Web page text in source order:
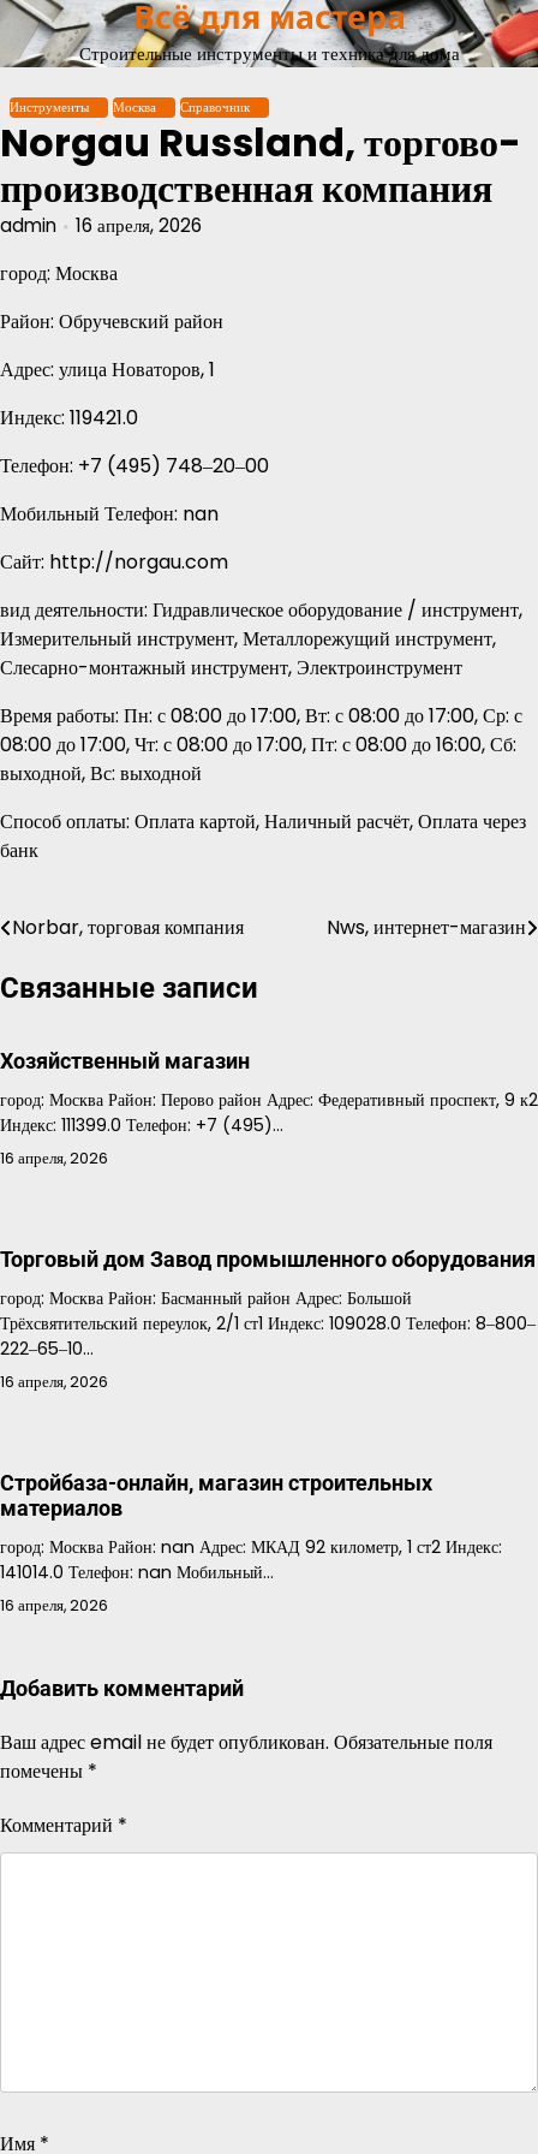
Перейти
содержимому
Всё для мастера
Строительные инструменты и техника для дома
Инструменты Москва Справочник
Norgau Russland, торгово-
производственная компания
admin 16 апреля, 2026
город: Москва
Район: Обручевский район
Адрес: улица Новаторов, 1
Индекс: 119421.0
Телефон: +7 (495) 748‒20‒00
Мобильный Телефон: nan
Сайт: http://norgau.com
вид деятельности: Гидравлическое оборудование / инструмент,
Измерительный инструмент, Металлорежущий инструмент,
Слесарно-монтажный инструмент, Электроинструмент
Время работы: Пн: с 08:00 до 17:00, Вт: с 08:00 до 17:00, Ср: с
08:00 до 17:00, Чт: с 08:00 до 17:00, Пт: с 08:00 до 16:00, Сб:
выходной, Вс: выходной
Способ оплаты: Оплата картой, Наличный расчёт, Оплата через
банк
Навигация
по
Norbar, торговая компания Nws, интернет-магазин
Связанные записи
Хозяйственный магазин
город: Москва Район: Перово район Адрес: Федеративный проспект, 9 к2
Индекс: 111399.0 Телефон: +7 (495)…
16 апреля, 2026
Торговый дом Завод промышленного оборудования
город: Москва Район: Басманный район Адрес: Большой
Трёхсвятительский переулок, 2/1 ст1 Индекс: 109028.0 Телефон: 8‒800‒
222‒65‒10…
16 апреля, 2026
Стройбаза-онлайн, магазин строительных
материалов
город: Москва Район: nan Адрес: МКАД 92 километр, 1 ст2 Индекс:
141014.0 Телефон: nan Мобильный…
16 апреля, 2026
Добавить комментарий
Ваш адрес email не будет опубликован. Обязательные поля
помечены *
Комментарий *
Имя *